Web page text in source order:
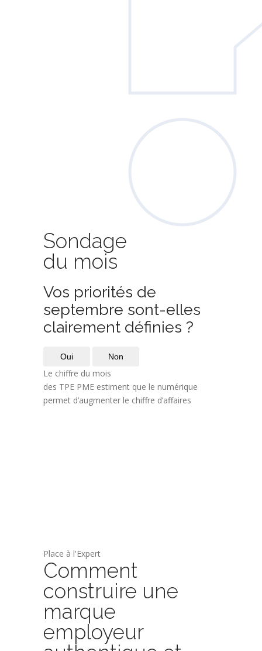
Sondage
du mois
Vos priorités de
septembre sont-elles
clairement définies ?
Oui Non
Le chiffre du mois
des TPE PME estiment que le numérique
permet d’augmenter le chiffre d’affaires
Place à l'Expert
Comment
construire une
marque
employeur